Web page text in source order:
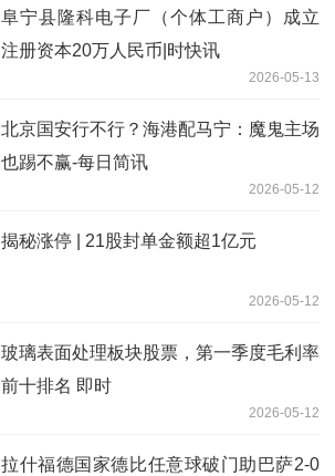
阜宁县隆科电子厂（个体工商户）成立
注册资本20万人民币|时快讯
2026-05-13
北京国安行不行？海港配马宁：魔鬼主场
也踢不赢-每日简讯
2026-05-12
揭秘涨停 | 21股封单金额超1亿元
2026-05-12
玻璃表面处理板块股票，第一季度毛利率
前十排名 即时
2026-05-12
拉什福德国家德比任意球破门助巴萨2-0